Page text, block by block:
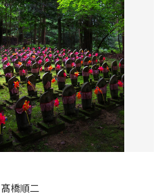
髙橋順二